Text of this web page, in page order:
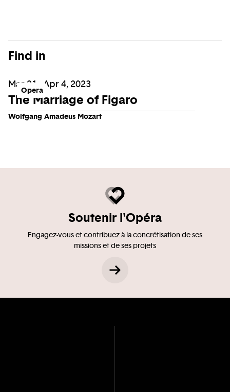
Find in
Opera
Mar 21 - Apr 4, 2023
The Marriage of Figaro
Wolfgang Amadeus Mozart
Soutenir l'Opéra
Engagez-vous et contribuez à la concrétisation de ses
missions et de ses projets